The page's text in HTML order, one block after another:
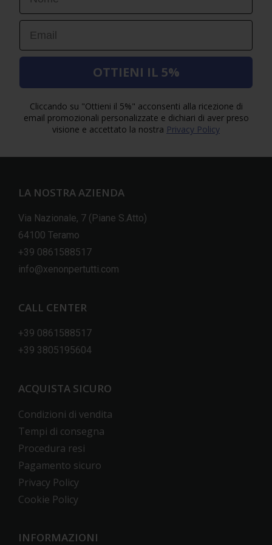
Email
OTTIENI IL 5%
Cliccando su "Ottieni il 5%" acconsenti alla ricezione di
email promozionali personalizzate e dichiari di aver preso
visione e accettato la nostra Privacy Policy
LA NOSTRA AZIENDA
Via Nazionale, 7 (Piane S.Atto)
64100 Teramo
+39 0861588517
info@xenonpertutti.com
CALL CENTER
+39 0861588517
+39 3805195604
ACQUISTA SICURO
Condizioni di vendita
Tempi di consegna
Procedura resi
Pagamento sicuro
Privacy Policy
Cookie Policy
INFORMAZIONI